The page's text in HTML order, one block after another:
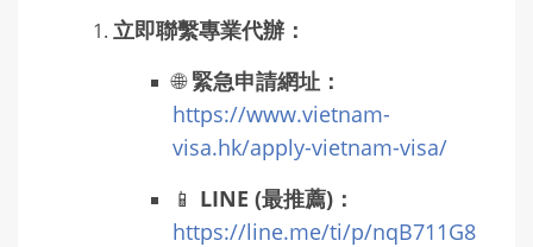
立即聯繫專業代辦：
🌐緊急申請網址：
https://www.vietnam-
visa.hk/apply-vietnam-visa/
📱 LINE (最推薦)：
https://line.me/ti/p/nqB711G8